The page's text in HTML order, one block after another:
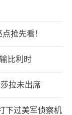
抢先看！
比利时
拉未出席
下过美军侦察机